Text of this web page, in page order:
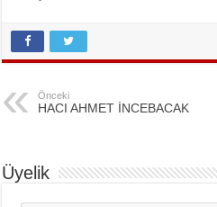
Önceki
HACI AHMET İNCEBACAK
Üyelik